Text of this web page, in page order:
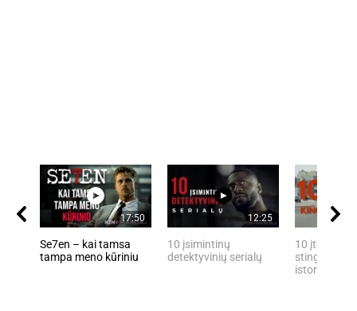
17:50
Se7en – kai tamsa
tampa meno kūriniu
12:25
10 įsimintinų
detektyvinių serialų
10 įtemptų,
stingdančių
istorijų